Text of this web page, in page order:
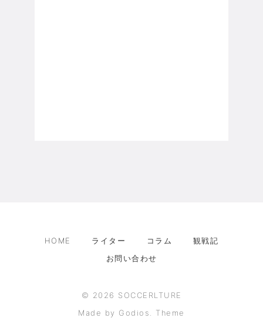
HOME ライター コラム
観戦記
お問い合わせ
© 2026 SOCCERLTURE
Made by Godios. Theme